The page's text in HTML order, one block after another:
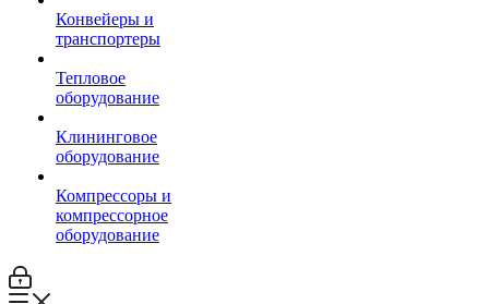
Конвейеры и
транспортеры
Тепловое
оборудование
Клининговое
оборудование
Компрессоры и
компрессорное
оборудование